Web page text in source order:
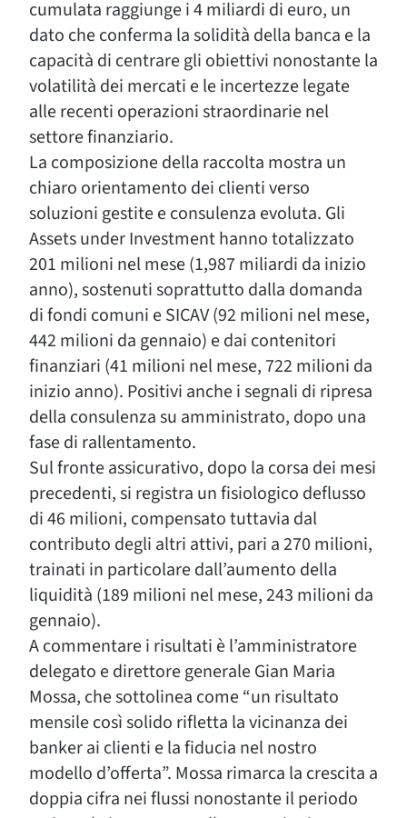
cumulata raggiunge i 4 miliardi di euro, un
dato che conferma la solidità della banca e la
capacità di centrare gli obiettivi nonostante la
volatilità dei mercati e le incertezze legate
alle recenti operazioni straordinarie nel
settore finanziario.
La composizione della raccolta mostra un
chiaro orientamento dei clienti verso
soluzioni gestite e consulenza evoluta. Gli
Assets under Investment hanno totalizzato
201 milioni nel mese (1,987 miliardi da inizio
anno), sostenuti soprattutto dalla domanda
di fondi comuni e SICAV (92 milioni nel mese,
442 milioni da gennaio) e dai contenitori
finanziari (41 milioni nel mese, 722 milioni da
inizio anno). Positivi anche i segnali di ripresa
della consulenza su amministrato, dopo una
fase di rallentamento.
Sul fronte assicurativo, dopo la corsa dei mesi
precedenti, si registra un fisiologico deflusso
di 46 milioni, compensato tuttavia dal
contributo degli altri attivi, pari a 270 milioni,
trainati in particolare dall’aumento della
liquidità (189 milioni nel mese, 243 milioni da
gennaio).
A commentare i risultati è l’amministratore
delegato e direttore generale Gian Maria
Mossa, che sottolinea come “un risultato
mensile così solido rifletta la vicinanza dei
banker ai clienti e la fiducia nel nostro
modello d’offerta”. Mossa rimarca la crescita a
doppia cifra nei flussi nonostante il periodo